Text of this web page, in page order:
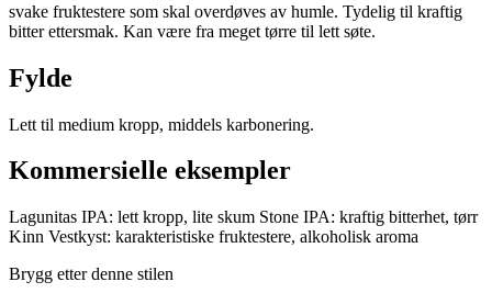
svake fruktestere som skal overdøves av humle. Tydelig til kraftig
bitter ettersmak. Kan være fra meget tørre til lett søte.
Fylde
Lett til medium kropp, middels karbonering.
Kommersielle eksempler
Lagunitas IPA: lett kropp, lite skum Stone IPA: kraftig bitterhet, tørr
Kinn Vestkyst: karakteristiske fruktestere, alkoholisk aroma
Brygg etter denne stilen